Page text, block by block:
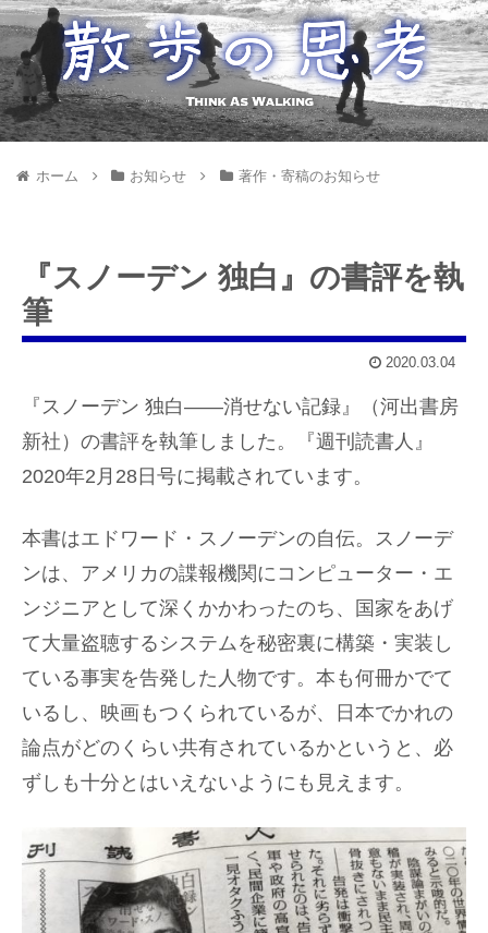
ホーム お知らせ 著作・寄稿のお知らせ
『スノーデン 独白』の書評を執
筆
2020.03.04
『スノーデン 独白——消せない記録』（河出書房
新社）の書評を執筆しました。『週刊読書人』
2020年2月28日号に掲載されています。
本書はエドワード・スノーデンの自伝。スノーデ
ンは、アメリカの諜報機関にコンピューター・エ
ンジニアとして深くかかわったのち、国家をあげ
て大量盗聴するシステムを秘密裏に構築・実装し
ている事実を告発した人物です。本も何冊かでて
いるし、映画もつくられているが、日本でかれの
論点がどのくらい共有されているかというと、必
ずしも十分とはいえないようにも見えます。